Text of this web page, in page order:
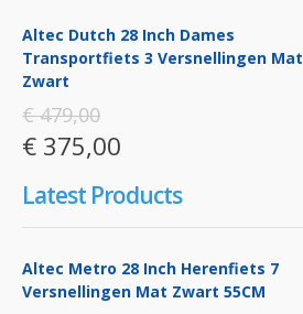
Altec Dutch 28 Inch Dames
Transportfiets 3 Versnellingen Mat
Zwart
€ 479,00
€ 375,00
Latest Products
Altec Metro 28 Inch Herenfiets 7
Versnellingen Mat Zwart 55CM